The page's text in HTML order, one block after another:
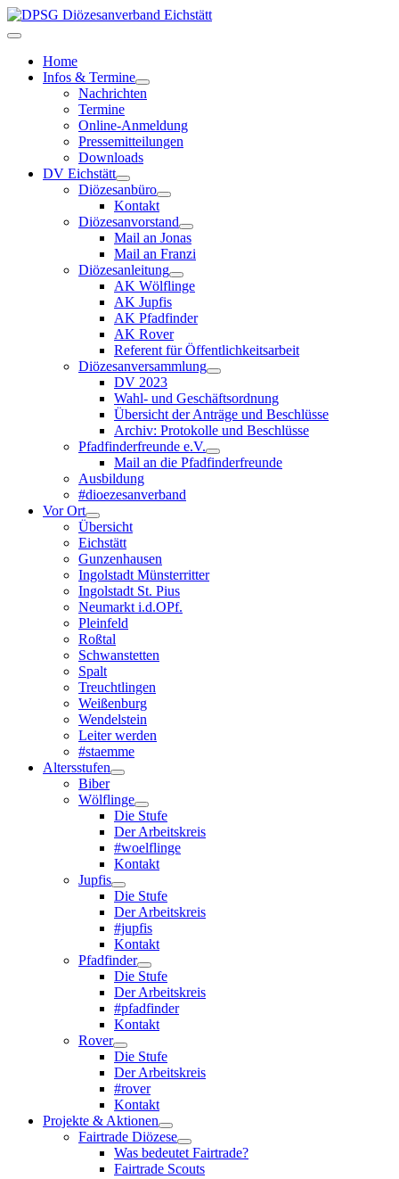
Home
Infos & Termine
Nachrichten
Termine
Online-Anmeldung
Pressemitteilungen
Downloads
DV Eichstätt
Diözesanbüro
Kontakt
Diözesanvorstand
Mail an Jonas
Mail an Franzi
Diözesanleitung
AK Wölflinge
AK Jupfis
AK Pfadfinder
AK Rover
Referent für Öffentlichkeitsarbeit
Diözesanversammlung
DV 2023
Wahl- und Geschäftsordnung
Übersicht der Anträge und Beschlüsse
Archiv: Protokolle und Beschlüsse
Pfadfinderfreunde e.V.
Mail an die Pfadfinderfreunde
Ausbildung
#dioezesanverband
Vor Ort
Übersicht
Eichstätt
Gunzenhausen
Ingolstadt Münsterritter
Ingolstadt St. Pius
Neumarkt i.d.OPf.
Pleinfeld
Roßtal
Schwanstetten
Spalt
Treuchtlingen
Weißenburg
Wendelstein
Leiter werden
#staemme
Altersstufen
Biber
Wölflinge
Die Stufe
Der Arbeitskreis
#woelflinge
Kontakt
Jupfis
Die Stufe
Der Arbeitskreis
#jupfis
Kontakt
Pfadfinder
Die Stufe
Der Arbeitskreis
#pfadfinder
Kontakt
Rover
Die Stufe
Der Arbeitskreis
#rover
Kontakt
Projekte & Aktionen
Fairtrade Diözese
Was bedeutet Fairtrade?
Fairtrade Scouts